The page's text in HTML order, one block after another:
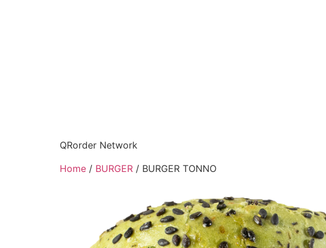
QRorder Network
Home / BURGER / BURGER TONNO